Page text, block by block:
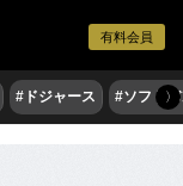
有料会員
#ドジャース #ソフト〉